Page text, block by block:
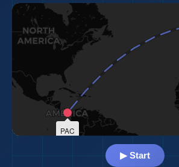
PAC
▶ Start